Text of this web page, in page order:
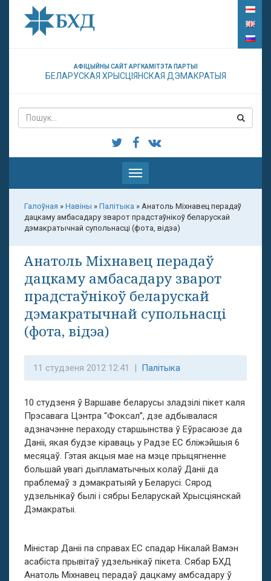
АФІЦЫЙНЫ САЙТ АРГКАМІТЭТА ПАРТЫІ
БЕЛАРУСКАЯ ХРЫСЦІЯНСКАЯ ДЭМАКРАТЫЯ
Паказаць
меню
Галоўная » Навіны » Палітыка » Анатоль Міхнавец перадаў
дацкаму амбасадару зварот прадстаўнікоў беларускай
дэмакратычнай супольнасці (фота, відэа)
Анатоль Міхнавец перадаў
дацкаму амбасадару зварот
прадстаўнікоў беларускай
дэмакратычнай супольнасці
(фота, відэа)
11 студзеня 2012 12:41 | Палітыка
10 студзеня ў Варшаве беларусы зладзілі пікет каля
Прэсавага Цэнтра “Фоксал”, дзе адбывалася
адзначэнне пераходу старшынства ў Еўрасаюзе да
Даніі, якая будзе кіраваць у Радзе ЕС бліжэйшыя 6
месяцаў. Гэтая акцыя мае на мэце прыцягненне
большай увагі дыпламатычных колаў Даніі да
праблемаў з дэмакратыяй у Беларусі. Сярод
удзельнікаў былі і сябры Беларускай Хрысціянскай
Дэмакратыі.
Міністар Даніі па справах ЕС спадар Нікалай Вамэн
асабіста прывітаў удзельнікаў пікета. Сябар БХД
Анатоль Міхнавец перадаў дацкаму амбсадару ў